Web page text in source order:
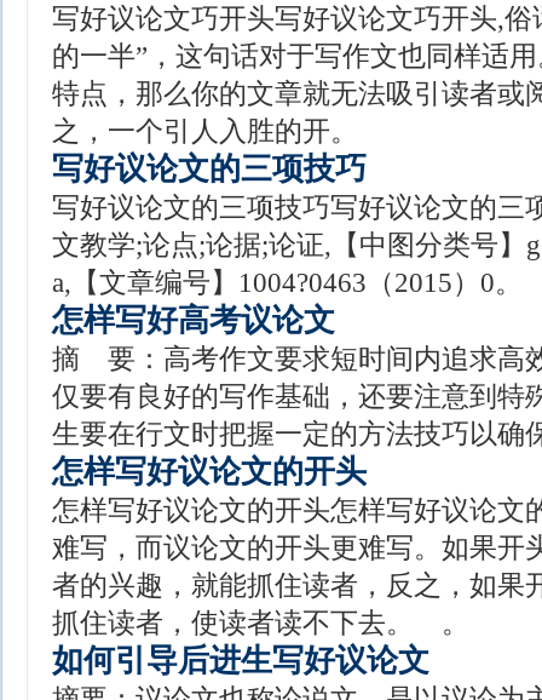
写好议论文巧开头写好议论文巧开头,
的一半”，这句话对于写作文也同样适
特点，那么你的文章就无法吸引读者或
之，一个引人入胜的开。
写好议论文的三项技巧
写好议论文的三项技巧写好议论文的三
文教学;论点;论据;论证,【中图分类号】
a,【文章编号】1004?0463（2015）0。
怎样写好高考议论文
摘 要：高考作文要求短时间内追求高
仅要有良好的写作基础，还要注意到特
生要在行文时把握一定的方法技巧以确
怎样写好议论文的开头
怎样写好议论文的开头怎样写好议论文
难写，而议论文的开头更难写。如果开
者的兴趣，就能抓住读者，反之，如果
抓住读者，使读者读不下去。 。
如何引导后进生写好议论文